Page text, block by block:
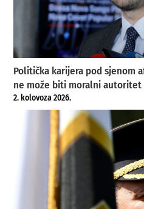
Politička karijera pod sjenom
ne može biti moralni autoritet
2. kolovoza 2026.